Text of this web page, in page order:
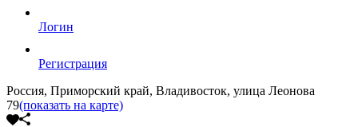
Логин
Регистрация
Россия, Приморский край, Владивосток, улица Леонова
79(показать на карте)